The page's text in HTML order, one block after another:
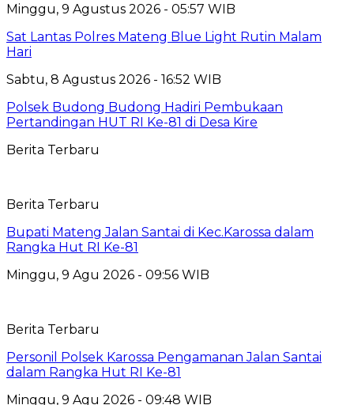
Minggu, 9 Agustus 2026 - 05:57 WIB
Sat Lantas Polres Mateng Blue Light Rutin Malam
Hari
Sabtu, 8 Agustus 2026 - 16:52 WIB
Polsek Budong Budong Hadiri Pembukaan
Pertandingan HUT RI Ke-81 di Desa Kire
Berita Terbaru
Berita Terbaru
Bupati Mateng Jalan Santai di Kec.Karossa dalam
Rangka Hut RI Ke-81
Minggu, 9 Agu 2026 - 09:56 WIB
Berita Terbaru
Personil Polsek Karossa Pengamanan Jalan Santai
dalam Rangka Hut RI Ke-81
Minggu, 9 Agu 2026 - 09:48 WIB